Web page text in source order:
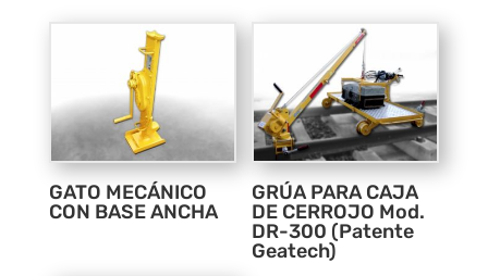
GATO MECÁNICO
CON BASE ANCHA
GRÚA PARA CAJA
DE CERROJO Mod.
DR-300 (Patente
Geatech)